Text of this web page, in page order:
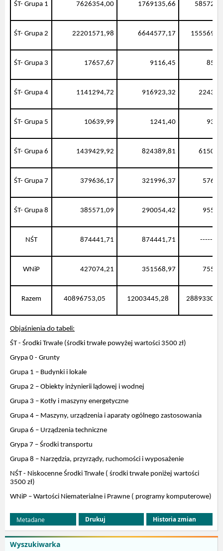
Wyszukiwarka
ŚT- Grupa 1 7626354,00 1769135,66
ŚT- Grupa 2 22201571,98 6644577,17
ŚT- Grupa 3 17657,67 9116,45
ŚT- Grupa 4 1141294,72 916923,32
ŚT- Grupa 5 10639,99 1241,40
ŚT- Grupa 6 1439429,92 824389,81
ŚT- Grupa 7 379636,17 321996,37
ŚT- Grupa 8 385571,09 290054,42
NŚT 874441,71 874441,71
WNiP 427074,21 351568,97
Razem 40896753,05 12003445,28
Objaśnienia do tabeli:
ŚT - Środki Trwałe (środki trwałe powyżej wartości 3500 zł)
Grypa 0 - Grunty
Grupa 1 – Budynki i lokale
Grupa 2 – Obiekty inżynierii lądowej i wodnej
Grupa 3 – Kotły i maszyny energetyczne
Grupa 4 – Maszyny, urządzenia i aparaty ogólnego zastosowania
Grupa 6 – Urządzenia techniczne
Grypa 7 – Środki transportu
Grupa 8 – Narzędzia, przyrządy, ruchomości i wyposażenie
NŚT - Niskocenne Środki Trwałe ( środki trwałe poniżej wartości
3500 zł)
WNiP – Wartości Niematerialne i Prawne ( programy komputerowe)
Metadane Drukuj Historia zmian